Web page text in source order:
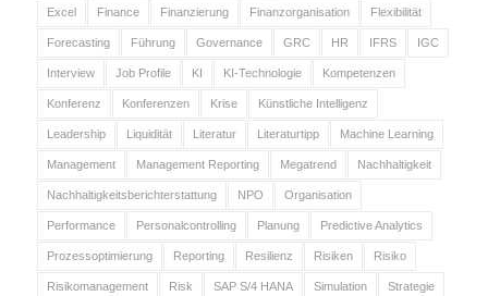
Excel Finance Finanzierung Finanzorganisation Flexibilität
Forecasting Führung Governance GRC HR IFRS IGC
Interview Job Profile KI KI-Technologie Kompetenzen
Konferenz Konferenzen Krise Künstliche Intelligenz
Leadership Liquidität Literatur Literaturtipp Machine Learning
Management Management Reporting Megatrend Nachhaltigkeit
Nachhaltigkeitsberichterstattung NPO Organisation
Performance Personalcontrolling Planung Predictive Analytics
Prozessoptimierung Reporting Resilienz Risiken Risiko
Risikomanagement Risk SAP S/4 HANA Simulation Strategie